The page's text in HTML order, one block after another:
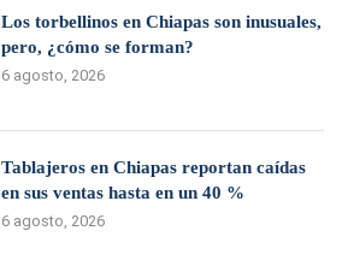
Los torbellinos en Chiapas son inusuales,
pero, ¿cómo se forman?
6 agosto, 2026
Tablajeros en Chiapas reportan caídas
en sus ventas hasta en un 40 %
6 agosto, 2026